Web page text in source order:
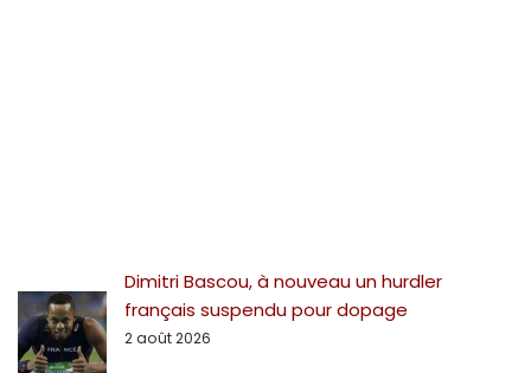
Dimitri Bascou, à nouveau un hurdler
français suspendu pour dopage
2 août 2026